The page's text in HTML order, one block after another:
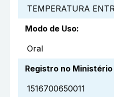
TEMPERATURA
Modo de Uso:
Oral
Registro no Ministério
1516700650011